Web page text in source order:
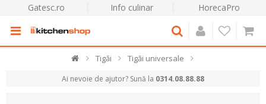
Gatesc.ro Info culinar HorecaPro
Tigăi Tigăi universale
Ai nevoie de ajutor? Sună la 0314.08.88.88